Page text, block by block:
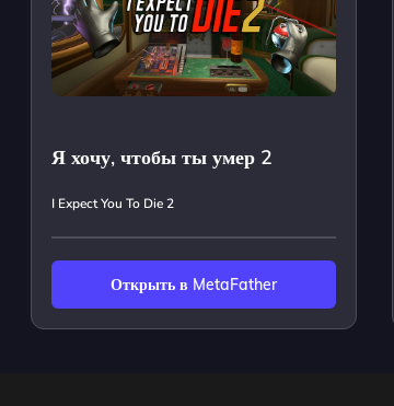
Я хочу, чтобы ты умер 2
I Expect You To Die 2
Открыть в MetaFather